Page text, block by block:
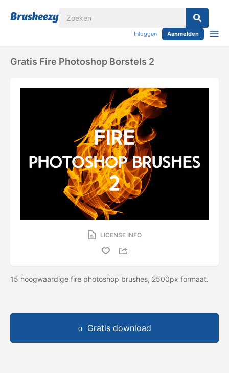
Inloggen Aanmelden
Gratis Fire Photoshop Borstels 2
LICENSE INFO
15 hoogwaardige fire photoshop brushes, 2500px formaat.
Gratis download